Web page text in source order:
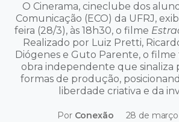
O Cinerama, cineclube dos
Comunicação (ECO) da UFRJ,
feira (28/3), às 18h30, o filme
Realizado por Luiz Pretti,
Diógenes e Guto Parente, o
obra independente que sinaliza
formas de produção,
liberdade criativa e da
Por Conexão 28 de